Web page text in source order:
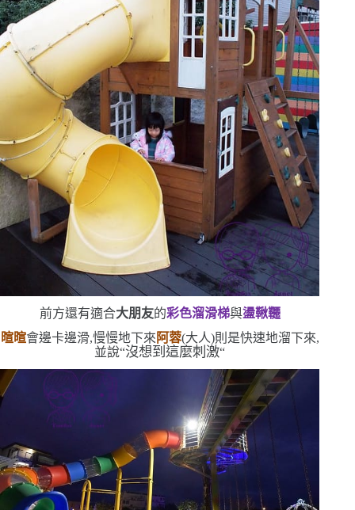
前方還有適合大朋友的彩色溜滑梯與盪鞦韆
暄暄會邊卡邊滑,慢慢地下來 阿蓉(大人)則是快速地溜下來,
並說“沒想到這麼刺激“